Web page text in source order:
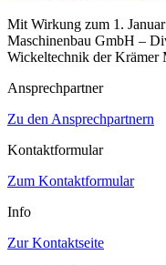
Mit Wirkung zum 1.
Maschinenbau GmbH –
Wickeltechnik der Krämer
Ansprechpartner
Zu den Ansprechpartnern
Kontaktformular
Zum Kontaktformular
Info
Zur Kontaktseite